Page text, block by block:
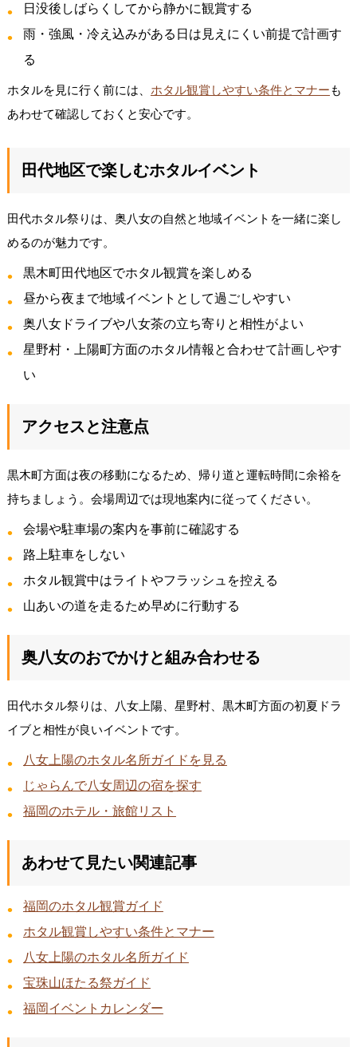
日没後しばらくしてから静かに観賞する
雨・強風・冷え込みがある日は見えにくい前提で計画す
る
ホタルを見に行く前には、 ホタル観賞しやすい条件とマナーも
あわせて確認しておくと安心です。
田代地区で楽しむホタルイベント
田代ホタル祭りは、奥八女の自然と地域イベントを一緒に楽し
めるのが魅力です。
黒木町田代地区でホタル観賞を楽しめる
昼から夜まで地域イベントとして過ごしやすい
奥八女ドライブや八女茶の立ち寄りと相性がよい
星野村・上陽町方面のホタル情報と合わせて計画しやす
い
アクセスと注意点
黒木町方面は夜の移動になるため、帰り道と運転時間に余裕を
持ちましょう。会場周辺では現地案内に従ってください。
会場や駐車場の案内を事前に確認する
路上駐車をしない
ホタル観賞中はライトやフラッシュを控える
山あいの道を走るため早めに行動する
奥八女のおでかけと組み合わせる
田代ホタル祭りは、八女上陽、星野村、黒木町方面の初夏ドラ
イブと相性が良いイベントです。
八女上陽のホタル名所ガイドを見る
じゃらんで八女周辺の宿を探す
福岡のホテル・旅館リスト
あわせて見たい関連記事
福岡のホタル観賞ガイド
ホタル観賞しやすい条件とマナー
八女上陽のホタル名所ガイド
宝珠山ほたる祭ガイド
福岡イベントカレンダー